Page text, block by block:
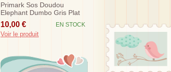
Primark Sos Doudou
Elephant Dumbo Gris Plat
Etoile
10,00 € EN STOCK
Voir le produit